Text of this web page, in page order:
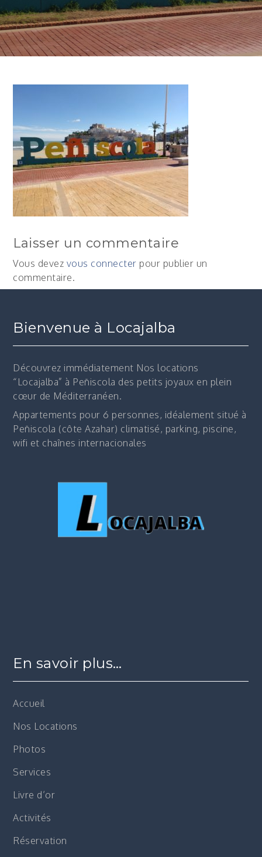
Laisser un commentaire
Vous devez vous connecter pour publier un
commentaire.
Bienvenue à Locajalba
Découvrez immédiatement Nos locations
“Locajalba” à Peñiscola des petits joyaux en plein
cœur de Méditerranéen.
Appartements pour 6 personnes, idéalement situé à
Peñiscola (côte Azahar) climatisé, parking, piscine,
wifi et chaînes internacionales
En savoir plus…
Accueil
Nos Locations
Photos
Services
Livre d’or
Activités
Réservation